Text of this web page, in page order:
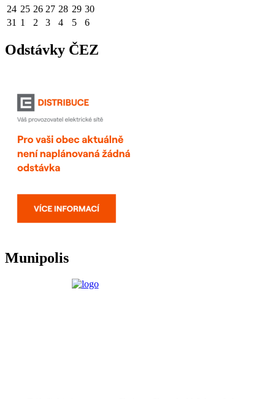
24 25 26 27 28 29 30
31 1 2 3 4 5 6
Odstávky ČEZ
Munipolis